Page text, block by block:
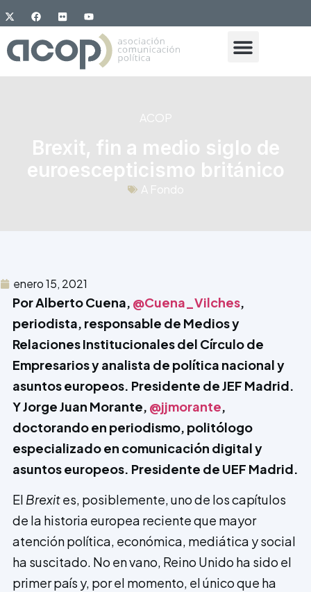
ACOP
Brexit, fin a medio siglo de
euroescepticismo británico
A Fondo
enero 15, 2021
Por Alberto Cuena, @Cuena_Vilches,
periodista, responsable de Medios y
Relaciones Institucionales del Círculo de
Empresarios y analista de política nacional y
asuntos europeos. Presidente de JEF Madrid.
Y Jorge Juan Morante, @jjmorante,
doctorando en periodismo, politólogo
especializado en comunicación digital y
asuntos europeos. Presidente de UEF Madrid.
El Brexites, posiblemente, uno de los capítulos
de la historia europea reciente que mayor
atención política, económica, mediática y social
ha suscitado. No en vano, Reino Unido ha sido el
primer país y, por el momento, el único que ha